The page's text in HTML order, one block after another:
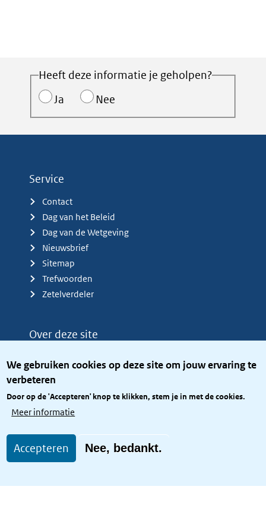
We gebruiken cookies op deze site om jouw ervaring te
verbeteren
Door op de 'Accepteren' knop te klikken, stem je in met de cookies.
Meer informatie
Accepteren Nee, bedankt.
Heeft deze informatie je geholpen?
Ja
Nee
Service
Contact
Dag van het Beleid
Dag van de Wetgeving
Nieuwsbrief
Sitemap
Trefwoorden
Zetelverdeler
Over deze site
Privacy
Toegang site openbaar
Toegankelijkheid